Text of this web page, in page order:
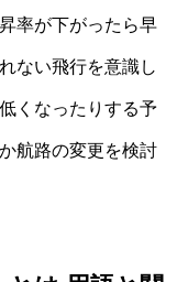
率が下がったら早
ない飛行を意識し
くなったりする予
航路の変更を検討